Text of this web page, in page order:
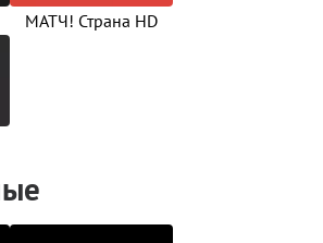
МАТЧ! Страна HD